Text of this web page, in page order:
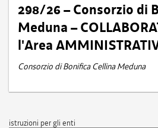
298/26 – Consorzio di
Meduna –
l'Area
Consorzio di Bonifica Cellina Meduna
istruzioni per gli enti